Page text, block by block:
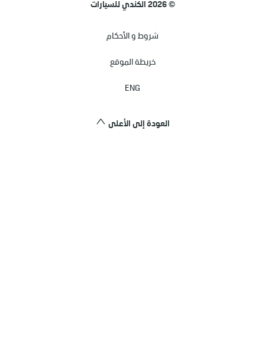
© 2026 الكندي للسيارات
شروط و الأحكام
خريطة الموقع
ENG
العودة إلى الأعلى